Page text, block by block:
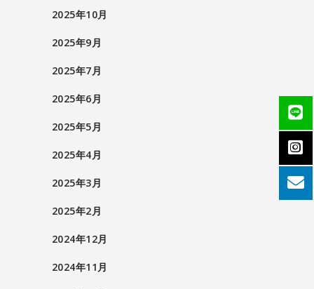
2025年10月
2025年9月
2025年7月
2025年6月
2025年5月
2025年4月
2025年3月
2025年2月
2024年12月
2024年11月